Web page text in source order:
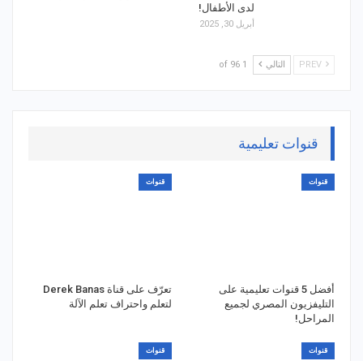
لدى الأطفال!
أبريل 30, 2025
التالي 1 of 96
قنوات تعليمية
قنوات
أفضل 5 قنوات تعليمية على
التليفزيون المصري لجميع
المراحل!
قنوات
تعرّف على قناة Derek Banas
لتعلم واحتراف تعلم الآلة
قنوات قنوات